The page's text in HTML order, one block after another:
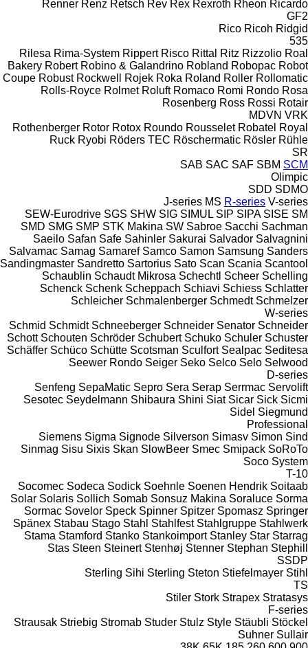
Renner Renz Retsch Rev Rex Rexroth Rheon Ricardo
GF2
Rico Ricoh Ridgid
535
Rilesa Rima-System Rippert Risco Rittal Ritz Rizzolio Roal
Bakery Robert Robino & Galandrino Robland Robopac Robot
Coupe Robust Rockwell Rojek Roka Roland Roller Rollomatic
Rolls-Royce Rolmet Roluft Romaco Romi Rondo Rosa
Rosenberg Ross Rossi Rotair
MDVN VRK
Rothenberger Rotor Rotox Roundo Rousselet Robatel Royal
Ruck Ryobi Röders TEC Röschermatic Rösler Rühle
SR
SAB SAC SAF SBM SCM
Olimpic
SDD SDMO
J-series MS R-series V-series
SEW-Eurodrive SGS SHW SIG SIMUL SIP SIPA SISE SM
SMD SMG SMP STK Makina SW Sabroe Sacchi Sachman
Saeilo Safan Safe Sahinler Sakurai Salvador Salvagnini
Salvamac Samag Samaref Samco Samon Samsung Sanders
Sandingmaster Sandretto Sartorius Sato Scan Scania Scantool
Schaublin Schaudt Mikrosa Schechtl Scheer Schelling
Schenck Schenk Scheppach Schiavi Schiess Schlatter
Schleicher Schmalenberger Schmedt Schmelzer
W-series
Schmid Schmidt Schneeberger Schneider Senator Schneider
Schott Schouten Schröder Schubert Schuko Schuler Schuster
Schäffer Schüco Schütte Scotsman Sculfort Sealpac Seditesa
Seewer Rondo Seiger Seko Selco Selo Selwood
D-series
Senfeng SepaMatic Sepro Sera Serap Serrmac Servolift
Sesotec Seydelmann Shibaura Shini Siat Sicar Sick Sicmi
Sidel Siegmund
Professional
Siemens Sigma Signode Silverson Simasv Simon Sind
Sinmag Sisu Sixis Skan SlowBeer Smec Smipack SoRoTo
Soco System
T-10
Socomec Sodeca Sodick Soehnle Soenen Hendrik Soitaab
Solar Solaris Sollich Somab Sonsuz Makina Soraluce Sorma
Sormac Sovelor Speck Spinner Spitzer Spomasz Springer
Spänex Stabau Stago Stahl Stahlfest Stahlgruppe Stahlwerk
Stama Stamford Stanko Stankoimport Stanley Star Starrag
Stas Steen Steinert Stenhøj Stenner Stephan Stephill
SSDP
Sterling Sihi Sterling Steton Stiefelmayer Stihl
TS
Stiler Stork Strapex Stratasys
F-series
Strausak Striebig Stromab Studer Stulz Style Stäubli Stöckel
Suhner Sullair